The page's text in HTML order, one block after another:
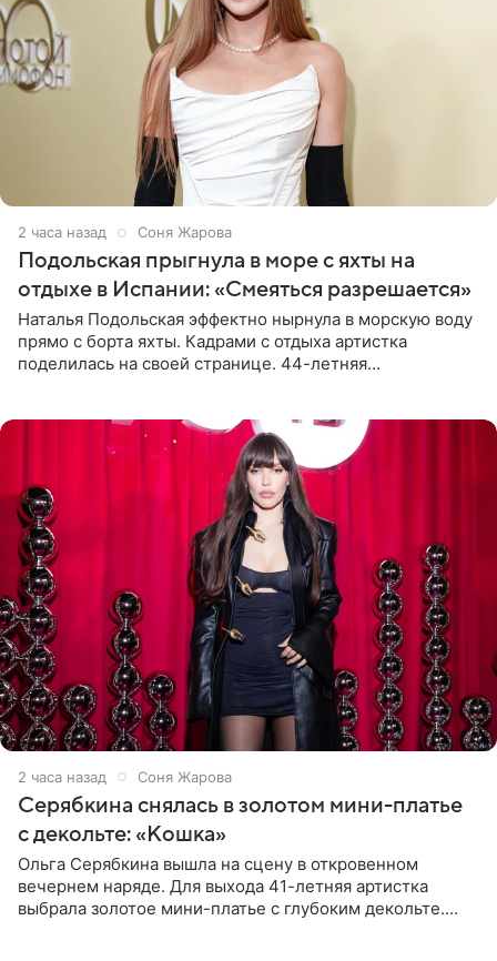
2 часа назад Соня Жарова
Подольская прыгнула в море с яхты на
отдыхе в Испании: «Смеяться разрешается»
Наталья Подольская эффектно нырнула в морскую воду
прямо с борта яхты. Кадрами с отдыха артистка
поделилась на своей странице. 44-летняя
2 часа назад Соня Жарова
Серябкина снялась в золотом мини-платье
с декольте: «Кошка»
Ольга Серябкина вышла на сцену в откровенном
вечернем наряде. Для выхода 41-летняя артистка
выбрала золотое мини-платье с глубоким декольте.